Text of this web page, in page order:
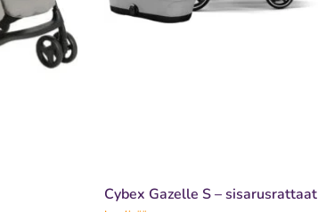
Cybex Gazelle S – sisarusrattaat